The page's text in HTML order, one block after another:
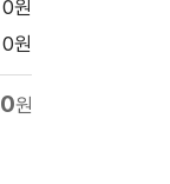
0원
0원
0원